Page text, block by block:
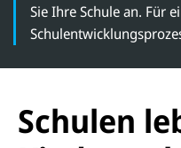
Sie Ihre Schule an. Für
Schulen